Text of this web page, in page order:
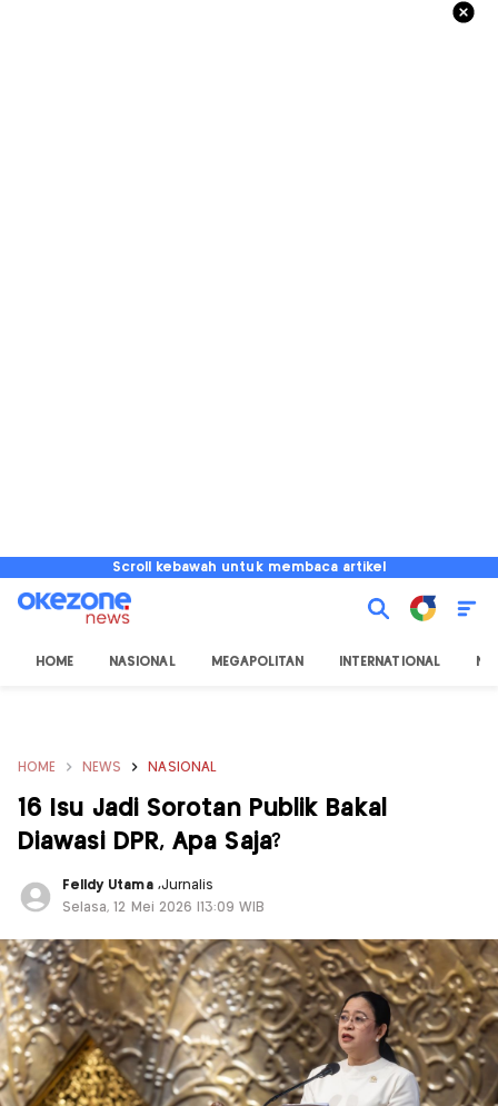
Scroll kebawah untuk membaca artikel
HOME NASIONAL MEGAPOLITAN INTERNATIONAL
HOME NEWS NASIONAL
16 Isu Jadi Sorotan Publik Bakal
Diawasi DPR, Apa Saja?
Felldy Utama ,Jurnalis
Selasa, 12 Mei 2026 |13:09 WIB